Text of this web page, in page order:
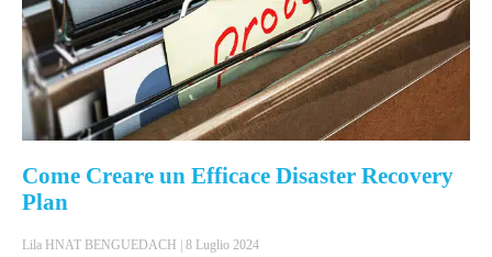
Come Creare un Efficace Disaster Recovery
Plan
Lila HNAT BENGUEDACH 8 Luglio 2024